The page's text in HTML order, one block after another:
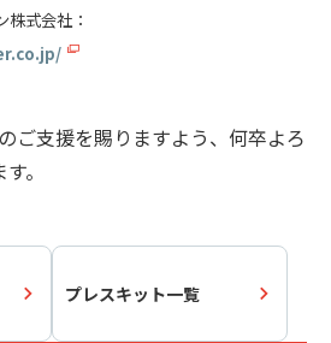
株式会社：
ご支援を賜りますよう、何卒よろ
。
プレスキット一覧